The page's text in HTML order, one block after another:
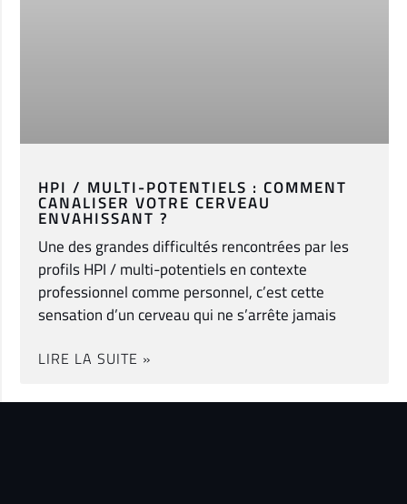
HPI / MULTI-POTENTIELS : COMMENT
CANALISER VOTRE CERVEAU
ENVAHISSANT ?
Une des grandes difficultés rencontrées par les
profils HPI / multi-potentiels en contexte
professionnel comme personnel, c’est cette
sensation d’un cerveau qui ne s’arrête jamais
LIRE LA SUITE »